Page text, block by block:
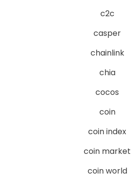
c2c
casper
chainlink
chia
cocos
coin
coin index
coin market
coin world